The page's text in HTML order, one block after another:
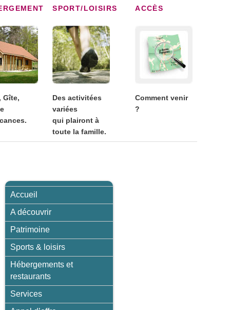
SPORT/LOISIRS ACCÈS
Gîte,
Des activitées
variées
qui plairont à
toute la famille.
Comment venir
?
Accueil
A découvrir
Patrimoine
Sports & loisirs
Hébergements et
restaurants
Services